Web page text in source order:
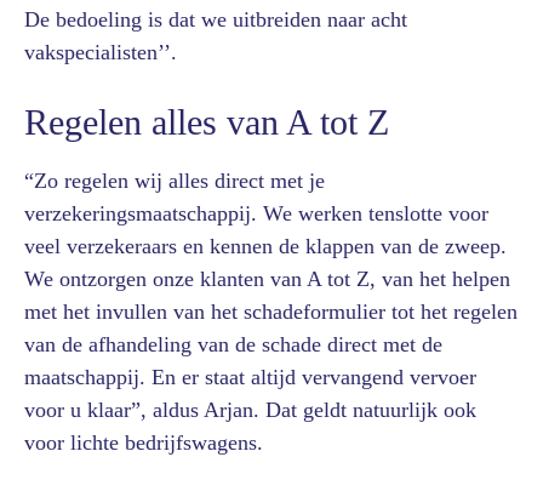
De bedoeling is dat we uitbreiden naar acht
vakspecialisten’’.
Regelen alles van A tot Z
“Zo regelen wij alles direct met je
verzekeringsmaatschappij. We werken tenslotte voor
veel verzekeraars en kennen de klappen van de zweep.
We ontzorgen onze klanten van A tot Z, van het helpen
met het invullen van het schadeformulier tot het regelen
van de afhandeling van de schade direct met de
maatschappij. En er staat altijd vervangend vervoer
voor u klaar”, aldus Arjan. Dat geldt natuurlijk ook
voor lichte bedrijfswagens.